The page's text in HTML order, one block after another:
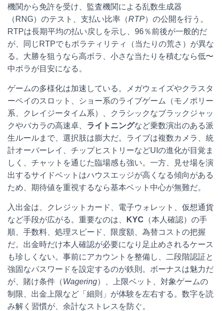
機関から免許を受け、監査機関による乱数生成器
（RNG）のテスト、支払い比率（RTP）の公開を行う。
RTPは長期平均の払い戻しを示し、96％前後が一般的だ
が、同じRTPでもボラティリティ（当たりの荒さ）が異な
る。大勝を狙うなら高ボラ、小さな当たりを積むなら低〜
中ボラが目安になる。
ゲームの多様化は加速している。メガウェイズやクラスタ
ーペイのスロット、ショー系のライブゲーム（モノポリー
系、クレイジータイム系）、クラシックなブラックジャッ
クやバカラの高速卓、 ライトニングなど乗数演出のある派
生ルールまで、選択肢は膨大だ。ライブは複数カメラ、統
計オーバーレイ、チップヒストリーなどUIの進化が目覚ま
しく、チャットを通じた臨場感も強い。一方、見せ場を演
出するサイドベットはハウスエッジが高くなる傾向がある
ため、期待値を重視するなら基本ベット中心が無難だ。
入出金は、クレジットカード、電子ウォレット、仮想通貨
など手段が広がる。重要なのは、
KYC （本人確認）の手
順、手数料、処理スピード、限度額、為替コストの把握
だ。出金時だけ本人確認が必要になり足止めされるケース
も珍しくない。事前にアカウントを整備し、二段階認証と
強固なパスワードを設定するのが鉄則。ボーナスは魅力だ
が、賭け条件（Wagering）、上限ベット、対象ゲームの
制限、出金上限など「細則」が体験を左右する。数字を読
み解く習慣が、余計なストレスを防ぐ。